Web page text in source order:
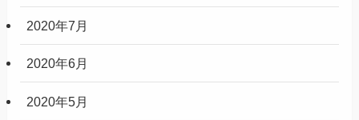
2020年7月
2020年6月
2020年5月